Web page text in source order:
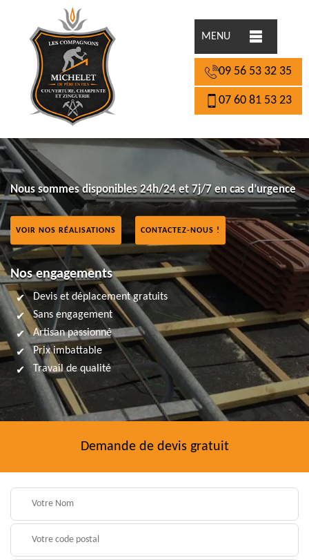
MENU
09 56 53 32 35
07 60 81 53 23
Nous sommes disponibles 24h/24 et 7j/7 en cas d’urgence
VOIR NOS RÉALISATIONS CONTACTEZ-NOUS !
Nos engagements
Devis et déplacement gratuits
Sans engagement
Artisan passionné
Prix imbattable
Travail de qualité
Demande de devis gratuit